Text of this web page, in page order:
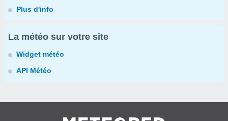
Plus d'info
La météo sur votre site
Widget météo
API Météo